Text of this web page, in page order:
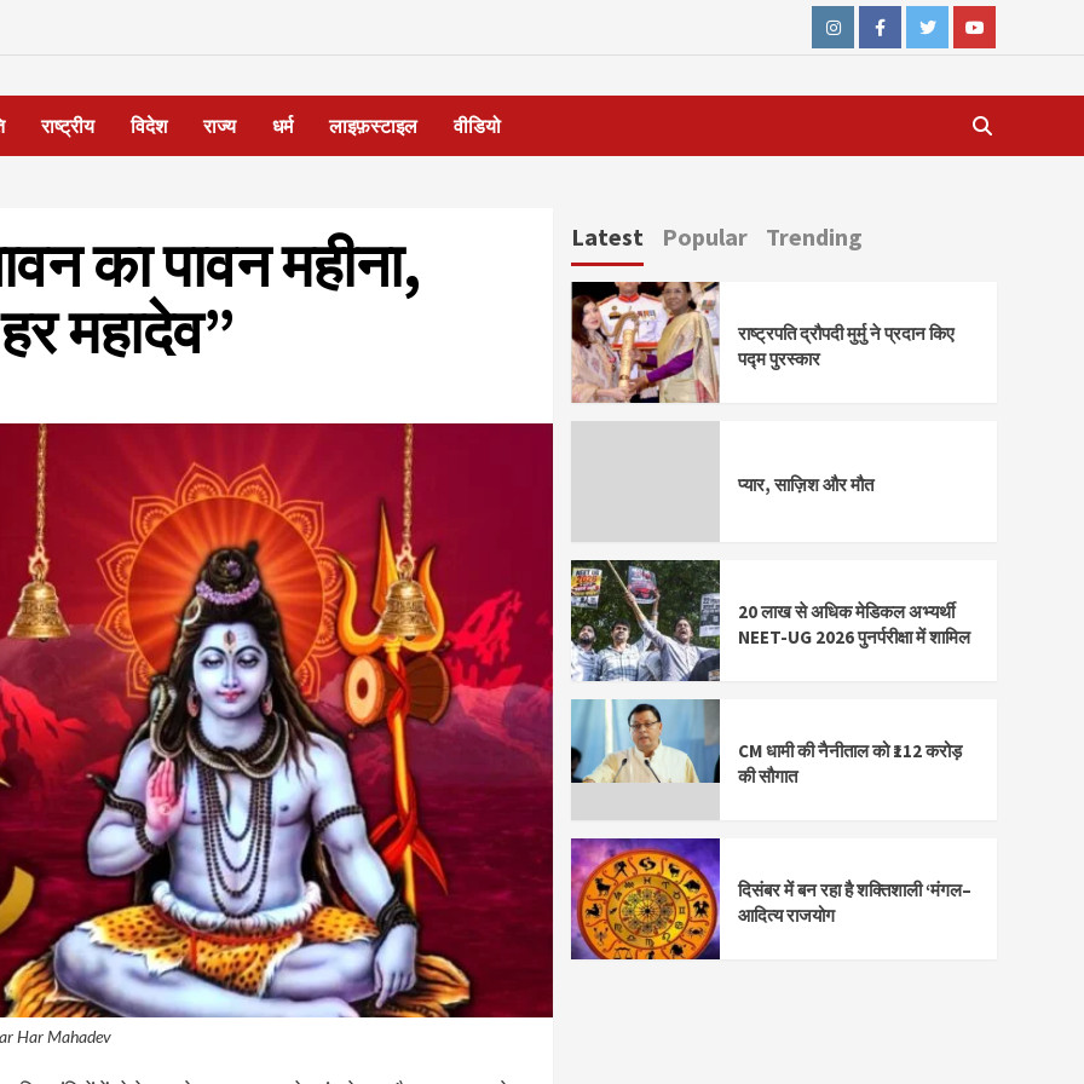
InstagramFacebookTwitterYoutube
राष्ट्रीय विदेश राज्य धर्म लाइफ़स्टाइल वीडियो
का पावन महीना,
महादेव”
Har Mahadev
Latest Popular Trending
राष्ट्रपति द्रौपदी मुर्मु ने प्रदान किए
पद्म पुरस्कार
प्यार, साज़िश और मौत
20 लाख से अधिक मेडिकल अभ्यर्थी
NEET-UG 2026 पुनर्परीक्षा में शामिल
CM धामी की नैनीताल को ₹112 करोड़
की सौगात
दिसंबर में बन रहा है शक्तिशाली ‘मंगल–
आदित्य राजयोग